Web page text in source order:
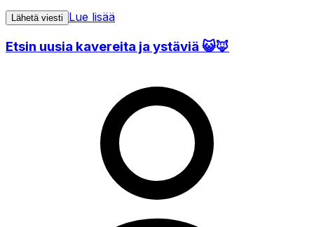
Lähetä viesti Lue lisää
Etsin uusia kavereita ja ystäviä 😺🦊